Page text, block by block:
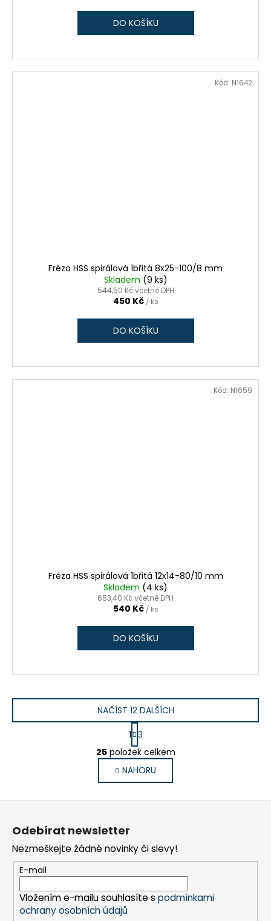
DO KOŠÍKU
Fréza HSS spirálová 1břitá 8x25-100/8 mm
Skladem (9 ks)
544,50 Kč včetně DPH
450 Kč / ks
DO KOŠÍKU
Kód: N1642
Fréza HSS spirálová 1břitá 12x14-80/10 mm
Skladem (4 ks)
653,40 Kč včetně DPH
540 Kč / ks
DO KOŠÍKU
Kód: N1659
O
v
l
á
d
p
r
v
k
y
NAČÍST 12 DALŠÍCH
S
t
r
á
n
k
o
í
1 3
25položek celkem
NAHORU
Odebírat newsletter
Nezmeškejte žádné novinky či slevy!
E-mail
Vložením e-mailu souhlasíte s podmínkami
ochrany osobních údajů